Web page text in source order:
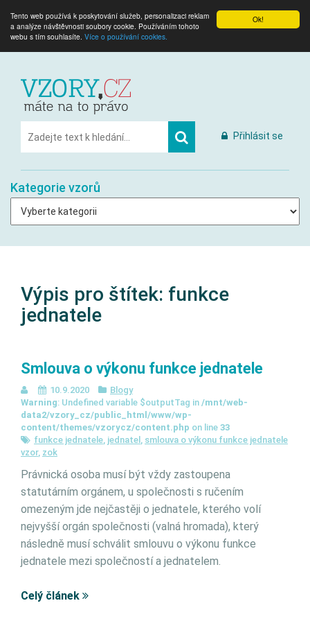
Ok!
Tento web používá k poskytování služeb, personalizaci reklam
a analýze návštěvnosti soubory cookie. Používáním tohoto
webu s tím souhlasíte. Více o používání cookies.
Přihlásit se
Kategorie vzorů
Výpis pro štítek: funkce
jednatele
Smlouva o výkonu funkce jednatele
10.9.2020
Blogy
Warning: Undefined variable $outputTag in /mnt/web-
data2/vzory_cz/public_html/www/wp-
content/themes/vzorycz/content.php on line 33
funkce jednatele, jednatel , smlouva o výkonu funkce jednatele
vzor, zok
Právnická osoba musí být vždy zastoupena
statutárním orgánem, u společnosti s ručením
omezeným jde nejčastěji o jednatele, kterého volí
nejvyšší orgán společnosti (valná hromada), který
následně musí schválit smlouvu o výkonu funkce
jednatele mezi společností a jednatelem.
Celý článek